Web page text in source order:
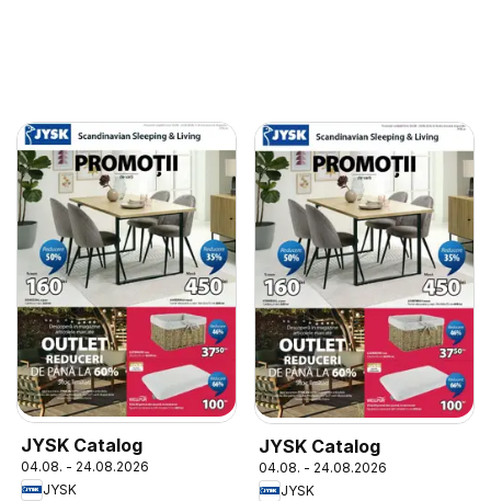
JYSK Catalog
04.08. - 24.08.2026
JYSK
JYSK Catalog
04.08. - 24.08.2026
JYSK